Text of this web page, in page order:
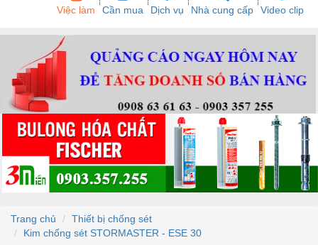
Việc làm Cần mua Dịch vụ Nhà cung cấp Video clip
Trang chủ
Thiết bị chống sét
Kim chống sét STORMASTER - ESE 30